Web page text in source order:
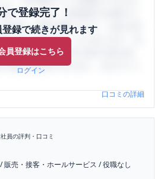
で登録完了！
録で続きが見れます
員登録はこちら
ログイン
シーハブ)は、女性限定の企業口コ
与面・女性の働きやすさ・会社の評
にすべき点がたくさんあります。先
ミを通して、本当の会社の姿を知
悩みを解消するために、ぜひサイト
口コミの詳細
員の評判・口コミ
/販売・接客・ホールサービス /役職なし